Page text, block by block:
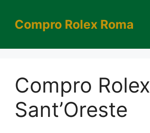
contenuto
Compro Rolex Roma
Compro Rolex
Sant’Oreste